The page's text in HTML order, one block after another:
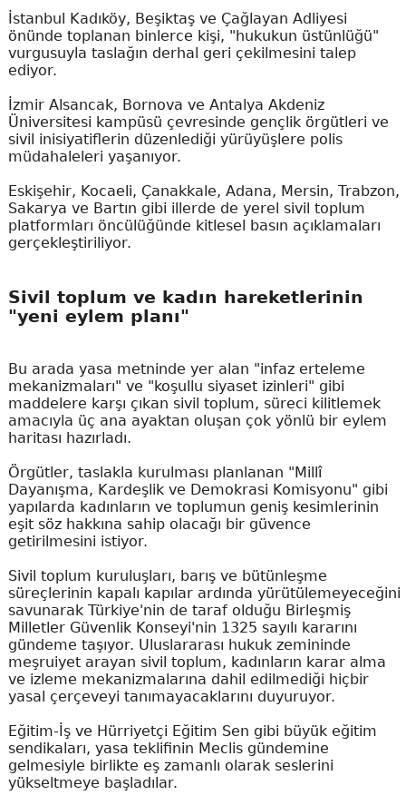
İstanbul Kadıköy, Beşiktaş ve Çağlayan Adliyesi
önünde toplanan binlerce kişi, "hukukun üstünlüğü"
vurgusuyla taslağın derhal geri çekilmesini talep
ediyor.
İzmir Alsancak, Bornova ve Antalya Akdeniz
Üniversitesi kampüsü çevresinde gençlik örgütleri ve
sivil inisiyatiflerin düzenlediği yürüyüşlere polis
müdahaleleri yaşanıyor.
Eskişehir, Kocaeli, Çanakkale, Adana, Mersin, Trabzon,
Sakarya ve Bartın gibi illerde de yerel sivil toplum
platformları öncülüğünde kitlesel basın açıklamaları
gerçekleştiriliyor.
Sivil toplum ve kadın hareketlerinin
"yeni eylem planı"
Bu arada yasa metninde yer alan "infaz erteleme
mekanizmaları" ve "koşullu siyaset izinleri" gibi
maddelere karşı çıkan sivil toplum, süreci kilitlemek
amacıyla üç ana ayaktan oluşan çok yönlü bir eylem
haritası hazırladı.
Örgütler, taslakla kurulması planlanan "Millî
Dayanışma, Kardeşlik ve Demokrasi Komisyonu" gibi
yapılarda kadınların ve toplumun geniş kesimlerinin
eşit söz hakkına sahip olacağı bir güvence
getirilmesini istiyor.
Sivil toplum kuruluşları, barış ve bütünleşme
süreçlerinin kapalı kapılar ardında yürütülemeyeceğini
savunarak Türkiye'nin de taraf olduğu Birleşmiş
Milletler Güvenlik Konseyi'nin 1325 sayılı kararını
gündeme taşıyor. Uluslararası hukuk zemininde
meşruiyet arayan sivil toplum, kadınların karar alma
ve izleme mekanizmalarına dahil edilmediği hiçbir
yasal çerçeveyi tanımayacaklarını duyuruyor.
Eğitim-İş ve Hürriyetçi Eğitim Sen gibi büyük eğitim
sendikaları, yasa teklifinin Meclis gündemine
gelmesiyle birlikte eş zamanlı olarak seslerini
yükseltmeye başladılar.